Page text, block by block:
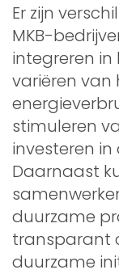
Er zijn
MKB-
integreren in
variëren van
stimuleren
investeren
Daarnaast
duurzame
transparant
duurzame